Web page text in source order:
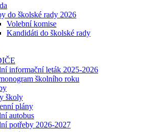
do školské rady 2026
Volební komise
Kandidáti do školské rady
informační leták 2025-2026
školního roku
školy
plány
autobus
potřeby 2026-2027